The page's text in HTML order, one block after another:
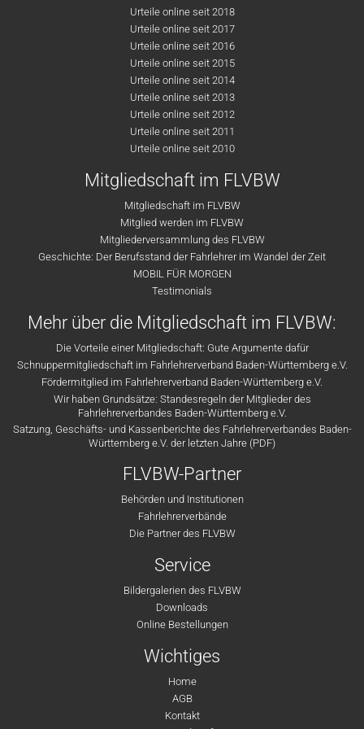
Urteile online seit 2018
Urteile online seit 2017
Urteile online seit 2016
Urteile online seit 2015
Urteile online seit 2014
Urteile online seit 2013
Urteile online seit 2012
Urteile online seit 2011
Urteile online seit 2010
Mitgliedschaft im FLVBW
Mitgliedschaft im FLVBW
Mitglied werden im FLVBW
Mitgliederversammlung des FLVBW
Geschichte: Der Berufsstand der Fahrlehrer im Wandel der Zeit
MOBIL FÜR MORGEN
Testimonials
Mehr über die Mitgliedschaft im FLVBW:
Die Vorteile einer Mitgliedschaft: Gute Argumente dafür
Schnuppermitgliedschaft im Fahrlehrerverband Baden-Württemberg e.V.
Fördermitglied im Fahrlehrerverband Baden-Württemberg e.V.
Wir haben Grundsätze: Standesregeln der Mitglieder des
Fahrlehrerverbandes Baden-Württemberg e.V.
Satzung, Geschäfts- und Kassenberichte des Fahrlehrerverbandes Baden-
Württemberg e.V. der letzten Jahre (PDF)
FLVBW-Partner
Behörden und Institutionen
Fahrlehrerverbände
Die Partner des FLVBW
Service
Bildergalerien des FLVBW
Downloads
Online Bestellungen
Wichtiges
Home
AGB
Kontakt